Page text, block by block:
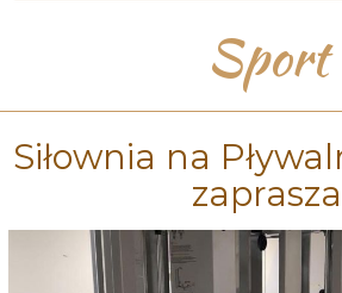
Sport
Siłownia na
zaprasza